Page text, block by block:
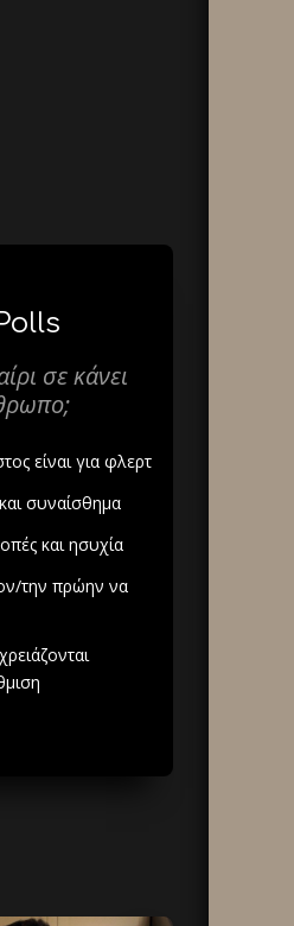
σε κάνει
είναι για φλερτ
συναίσθημα
και ησυχία
την πρώην να